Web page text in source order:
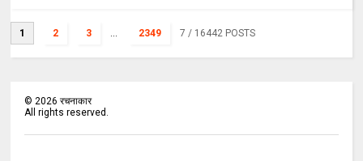
1 2 3 ... 2349 7 / 16442 POSTS
©2026 रचनाकार
All rights reserved.